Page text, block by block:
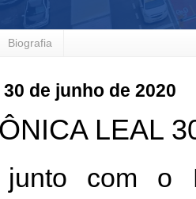
Biografia
de junho de 2020
LEAL
junto com o